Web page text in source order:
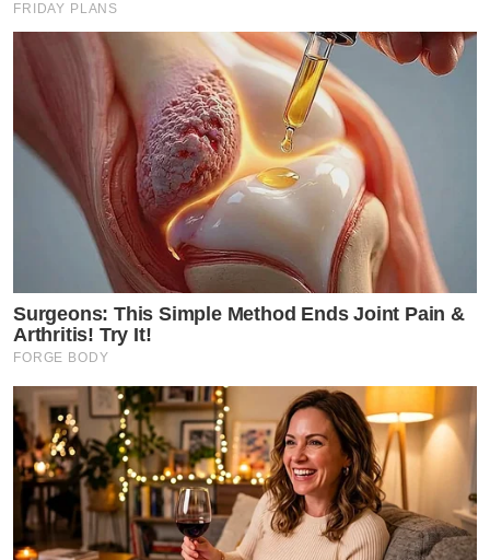
FRIDAY PLANS
Surgeons: This Simple Method Ends Joint Pain &
Arthritis! Try It!
FORGE BODY